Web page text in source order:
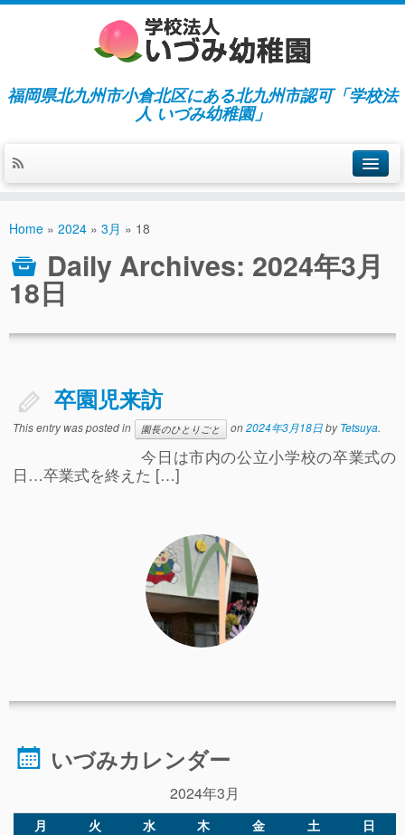
福岡県北九州市小倉北区にある北九州市認可「学校法
人 いづみ幼稚園」
施設紹介
通園について
事故や怪我について
2歳児クラス(ももたろうクラブ)
募集概要(2歳児クラス)
入会してから
園生活ブログ(2歳児クラス)
体験入園＆園見学
ぴ～ち通信
Home » 2024 » 3月 » 18
Daily Archives: 2024年3月
18日
卒園児来訪
This entry was posted in 園長のひとりごと on2024年3月18日byTetsuya.
今日は市内の公立小学校の卒業式の
日…卒業式を終えた […]
いづみカレンダー
2024年3月
月 火 水 木 金 土 日